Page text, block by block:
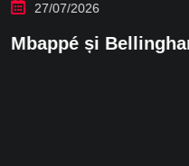
27/07/2026
Mbappé și